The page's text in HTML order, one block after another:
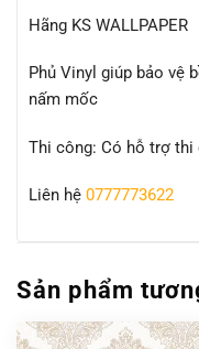
Hãng KS WALLPAPER
Phủ Vinyl giúp bảo vệ
nấm mốc
Thi công: Có hỗ trợ thi
Liên hệ 0777773622
Sản phẩm